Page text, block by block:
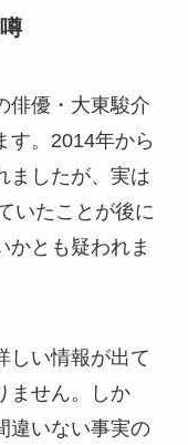
俳優・大東駿介
す。2014年から
ましたが、実は
いたことが後に
かとも疑われま
しい情報が出て
ません。しか
違いない事実の